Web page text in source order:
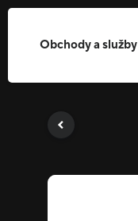
Obchody a služby